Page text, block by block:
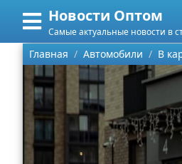
Новости Оптом
Самые актуальные новости в
Меню
Главная
Категории
Информационные
Автомобили
Поиск
О проекте
Главная Автомобили В